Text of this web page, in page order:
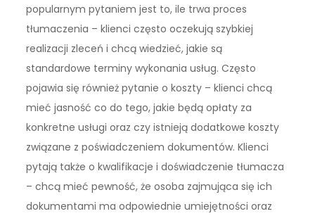
popularnym pytaniem jest to, ile trwa proces
tłumaczenia – klienci często oczekują szybkiej
realizacji zleceń i chcą wiedzieć, jakie są
standardowe terminy wykonania usług. Często
pojawia się również pytanie o koszty – klienci chcą
mieć jasność co do tego, jakie będą opłaty za
konkretne usługi oraz czy istnieją dodatkowe koszty
związane z poświadczeniem dokumentów. Klienci
pytają także o kwalifikacje i doświadczenie tłumacza
– chcą mieć pewność, że osoba zajmująca się ich
dokumentami ma odpowiednie umiejętności oraz